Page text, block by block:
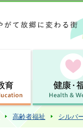
こ
高齢者福祉 シルバ